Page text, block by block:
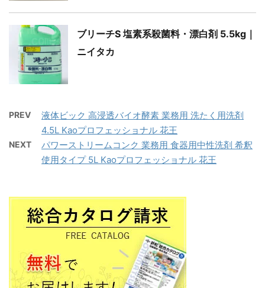
ブリーチS 塩素系殺菌料・漂白剤 5.5kg｜
ニイタカ
PREV
液体ビック 高浸透バイオ酵素 業務用 洗たく用洗剤
4.5L Kaoプロフェッショナル 花王
NEXT
パワーストリームコンク 業務用 食器用中性洗剤 希釈
使用タイプ 5L Kaoプロフェッショナル 花王